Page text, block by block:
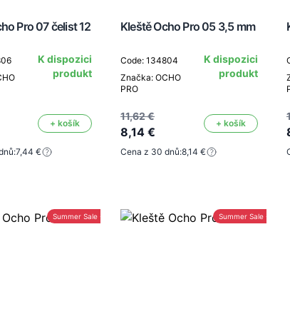
Pro 07 čelist 12
K dispozici
produkt
+ košík
7,44 €
Kleště Ocho Pro 05 3,5 mm
Code: 134804
Značka: OCHO
PRO
K dispozici
produkt
11,62 €
8,14 €
+ košík
Cena z 30 dnů:8,14 €
Summer Sale -30% Summer Sale -30%